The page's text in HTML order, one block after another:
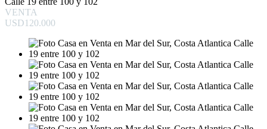
VENTA
USD120.000